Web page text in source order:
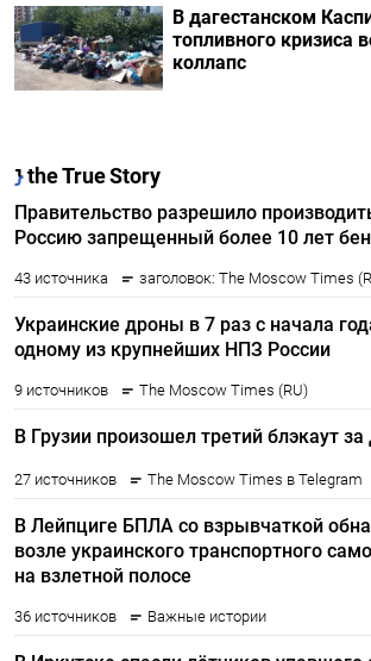
В дагестанском
топливного кризиса
коллапс